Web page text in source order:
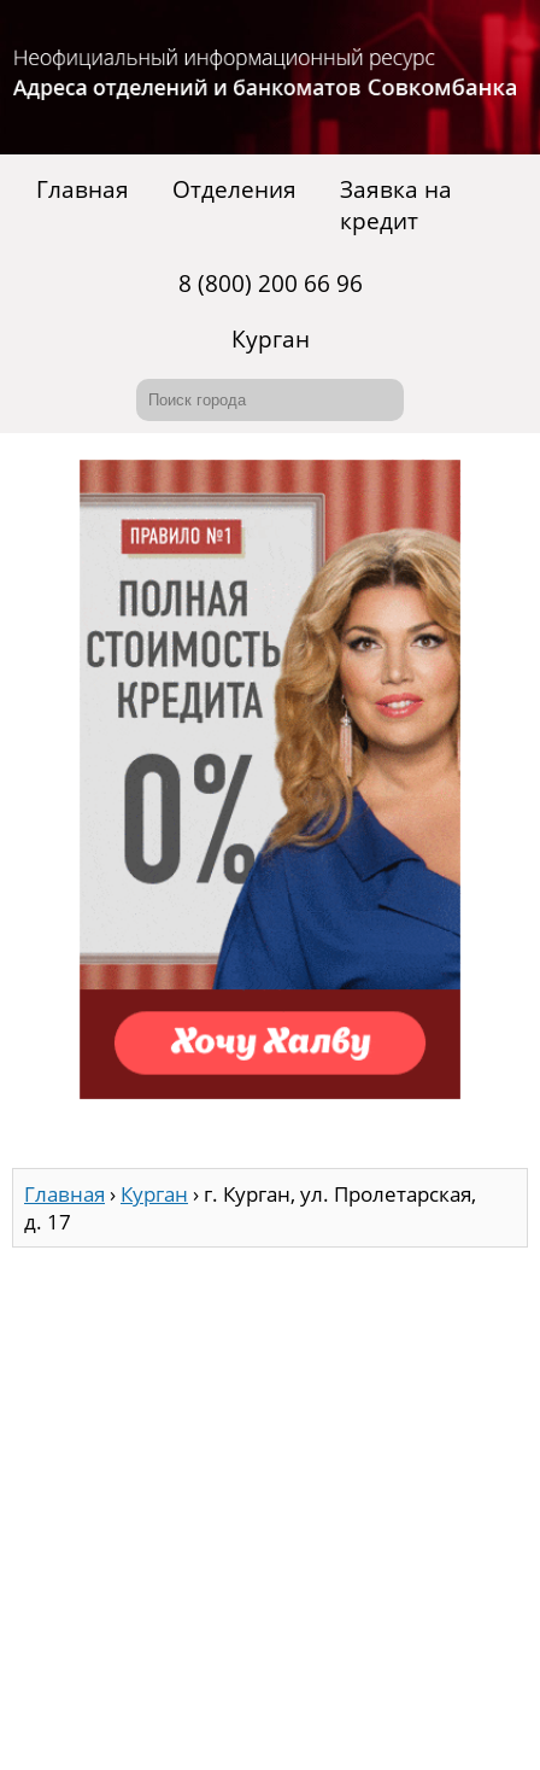
Главная Отделения
Заявка на
кредит
8 (800) 200 66 96
Курган
Главная › Курган › г. Курган, ул. Пролетарская,
д. 17